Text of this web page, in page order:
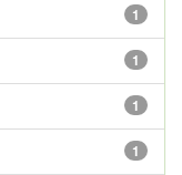
1
1
1
1